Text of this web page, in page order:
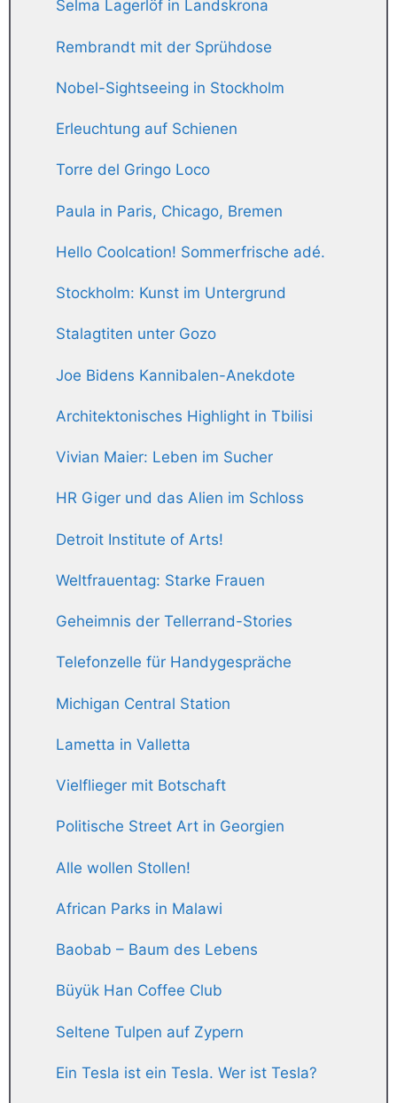
Selma Lagerlöf in Landskrona
Rembrandt mit der Sprühdose
Nobel-Sightseeing in Stockholm
Erleuchtung auf Schienen
Torre del Gringo Loco
Paula in Paris, Chicago, Bremen
Hello Coolcation! Sommerfrische adé.
Stockholm: Kunst im Untergrund
Stalagtiten unter Gozo
Joe Bidens Kannibalen-Anekdote
Architektonisches Highlight in Tbilisi
Vivian Maier: Leben im Sucher
HR Giger und das Alien im Schloss
Detroit Institute of Arts!
Weltfrauentag: Starke Frauen
Geheimnis der Tellerrand-Stories
Telefonzelle für Handygespräche
Michigan Central Station
Lametta in Valletta
Vielflieger mit Botschaft
Politische Street Art in Georgien
Alle wollen Stollen!
African Parks in Malawi
Baobab – Baum des Lebens
Büyük Han Coffee Club
Seltene Tulpen auf Zypern
Ein Tesla ist ein Tesla. Wer ist Tesla?